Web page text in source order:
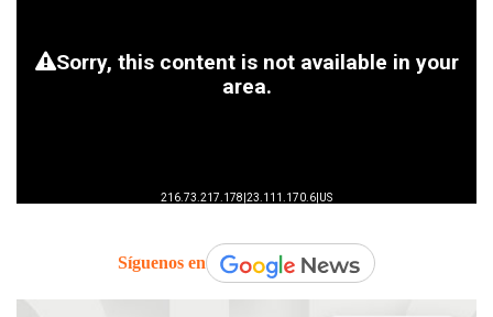
Síguenos en